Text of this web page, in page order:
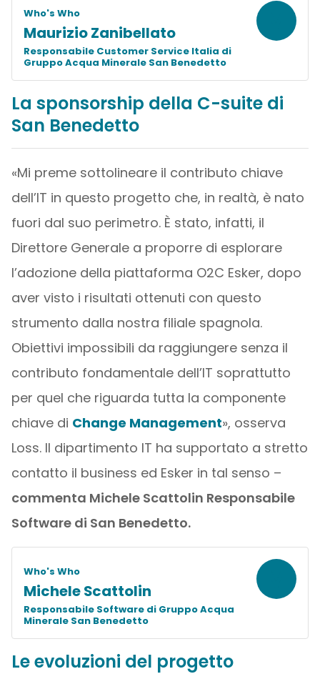
Who's Who
Maurizio Zanibellato
Responsabile Customer Service Italia di
Gruppo Acqua Minerale San Benedetto
La sponsorship della C-suite di
San Benedetto
«Mi preme sottolineare il contributo chiave
dell’IT in questo progetto che, in realtà, è nato
fuori dal suo perimetro. È stato, infatti, il
Direttore Generale a proporre di esplorare
l’adozione della piattaforma O2C Esker, dopo
aver visto i risultati ottenuti con questo
strumento dalla nostra filiale spagnola.
Obiettivi impossibili da raggiungere senza il
contributo fondamentale dell’IT soprattutto
per quel che riguarda tutta la componente
chiave di Change Management», osserva
Loss. Il dipartimento IT ha supportato a stretto
contatto il business ed Esker in tal senso –
commenta Michele Scattolin Responsabile
Software di San Benedetto.
Who's Who
Michele Scattolin
Responsabile Software di Gruppo Acqua
Minerale San Benedetto
Le evoluzioni del progetto